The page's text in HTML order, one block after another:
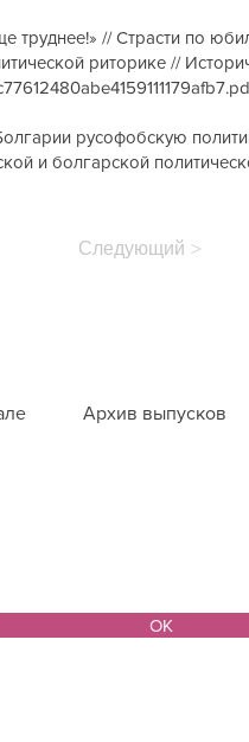
труднее!» // Страсти по
риторике //
русофобскую
и болгарской
Следующий >
Архив выпусков
ОК